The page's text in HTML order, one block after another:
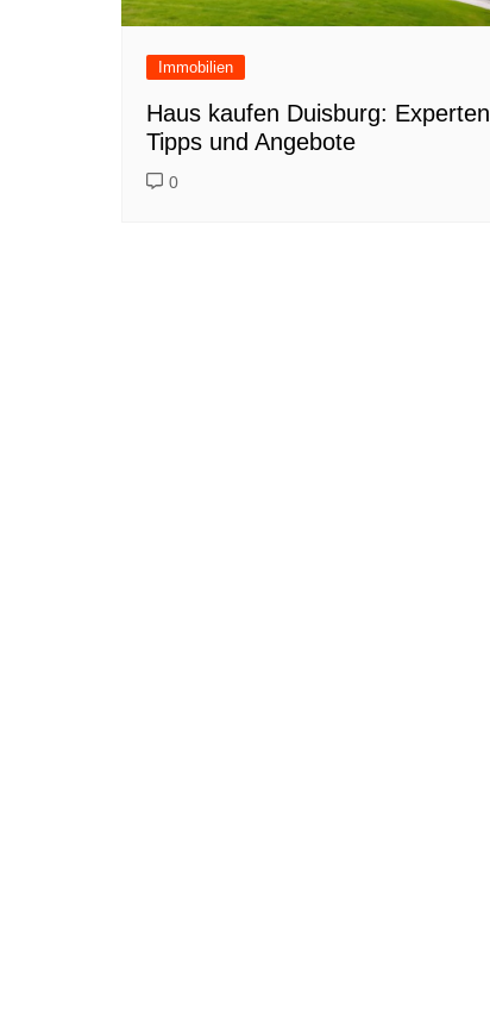
Immobilien
Haus kaufen Duisburg: Experten
Tipps und Angebote
0